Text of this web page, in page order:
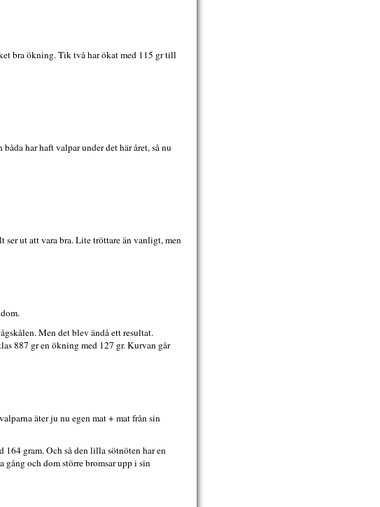
bra ökning. Tik två har ökat med 115 gr till
har haft valpar under det här året, så nu
ser ut att vara bra. Lite tröttare än vanligt, men
Men det blev ändå ett resultat.
887 gr en ökning med 127 gr. Kurvan går
äter ju nu egen mat + mat från sin
gram. Och så den lilla sötnöten har en
och dom större bromsar upp i sin